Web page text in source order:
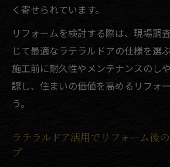
ラテラルドア更新時に押さ
ム基準
リフォーム時のラテラルド
ない方法
リフォームと同時に行うラ
解消
く寄せられています。
リフォームを検討する際は、現場調
じて最適なラテラルドアの仕様を選
施工前に耐久性やメンテナンスのし
認し、住まいの価値を高めるリフォ
う。
ラテラルドア活用でリフォーム後
プ